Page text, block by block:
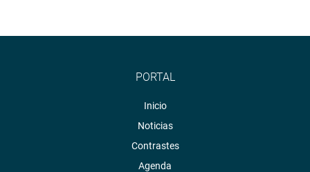
PORTAL
Inicio
Noticias
Contrastes
Agenda